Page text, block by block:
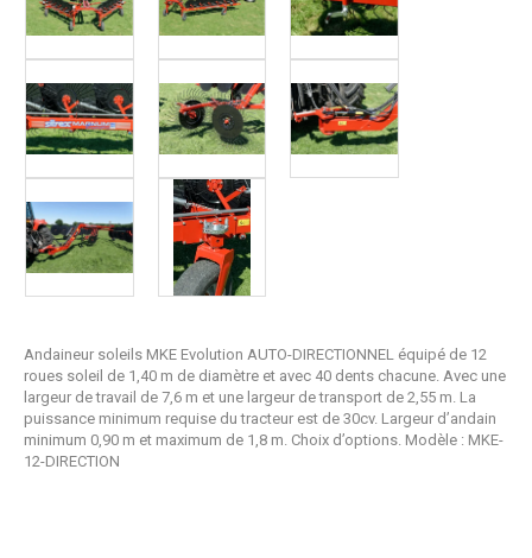
Andaineur soleils MKE Evolution AUTO-DIRECTIONNEL équipé de 12
roues soleil de 1,40 m de diamètre et avec 40 dents chacune. Avec une
largeur de travail de 7,6 m et une largeur de transport de 2,55 m. La
puissance minimum requise du tracteur est de 30cv. Largeur d’andain
minimum 0,90 m et maximum de 1,8 m. Choix d’options. Modèle : MKE-
12-DIRECTION